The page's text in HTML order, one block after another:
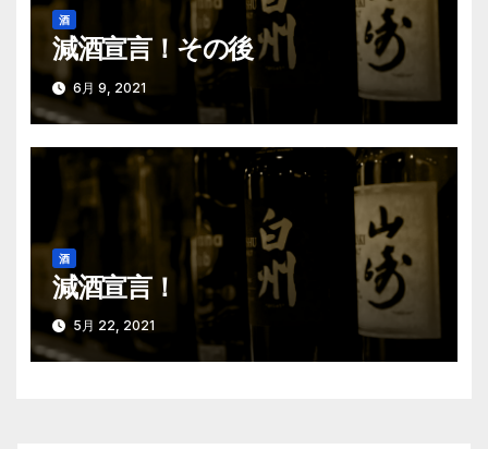
酒
減酒宣言！その後
6月 9, 2021
酒
減酒宣言！
5月 22, 2021